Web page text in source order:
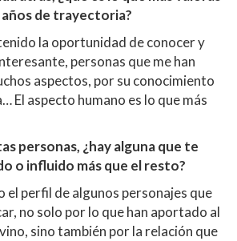
de trayectoria?
la oportunidad de conocer y
personas que me han
aspectos, por su conocimiento
El aspecto humano es lo que más
personas, ¿hay alguna que te
o influido más que el resto?
el perfil de algunos personajes que
no solo por lo que han aportado al
sino también por la relación que